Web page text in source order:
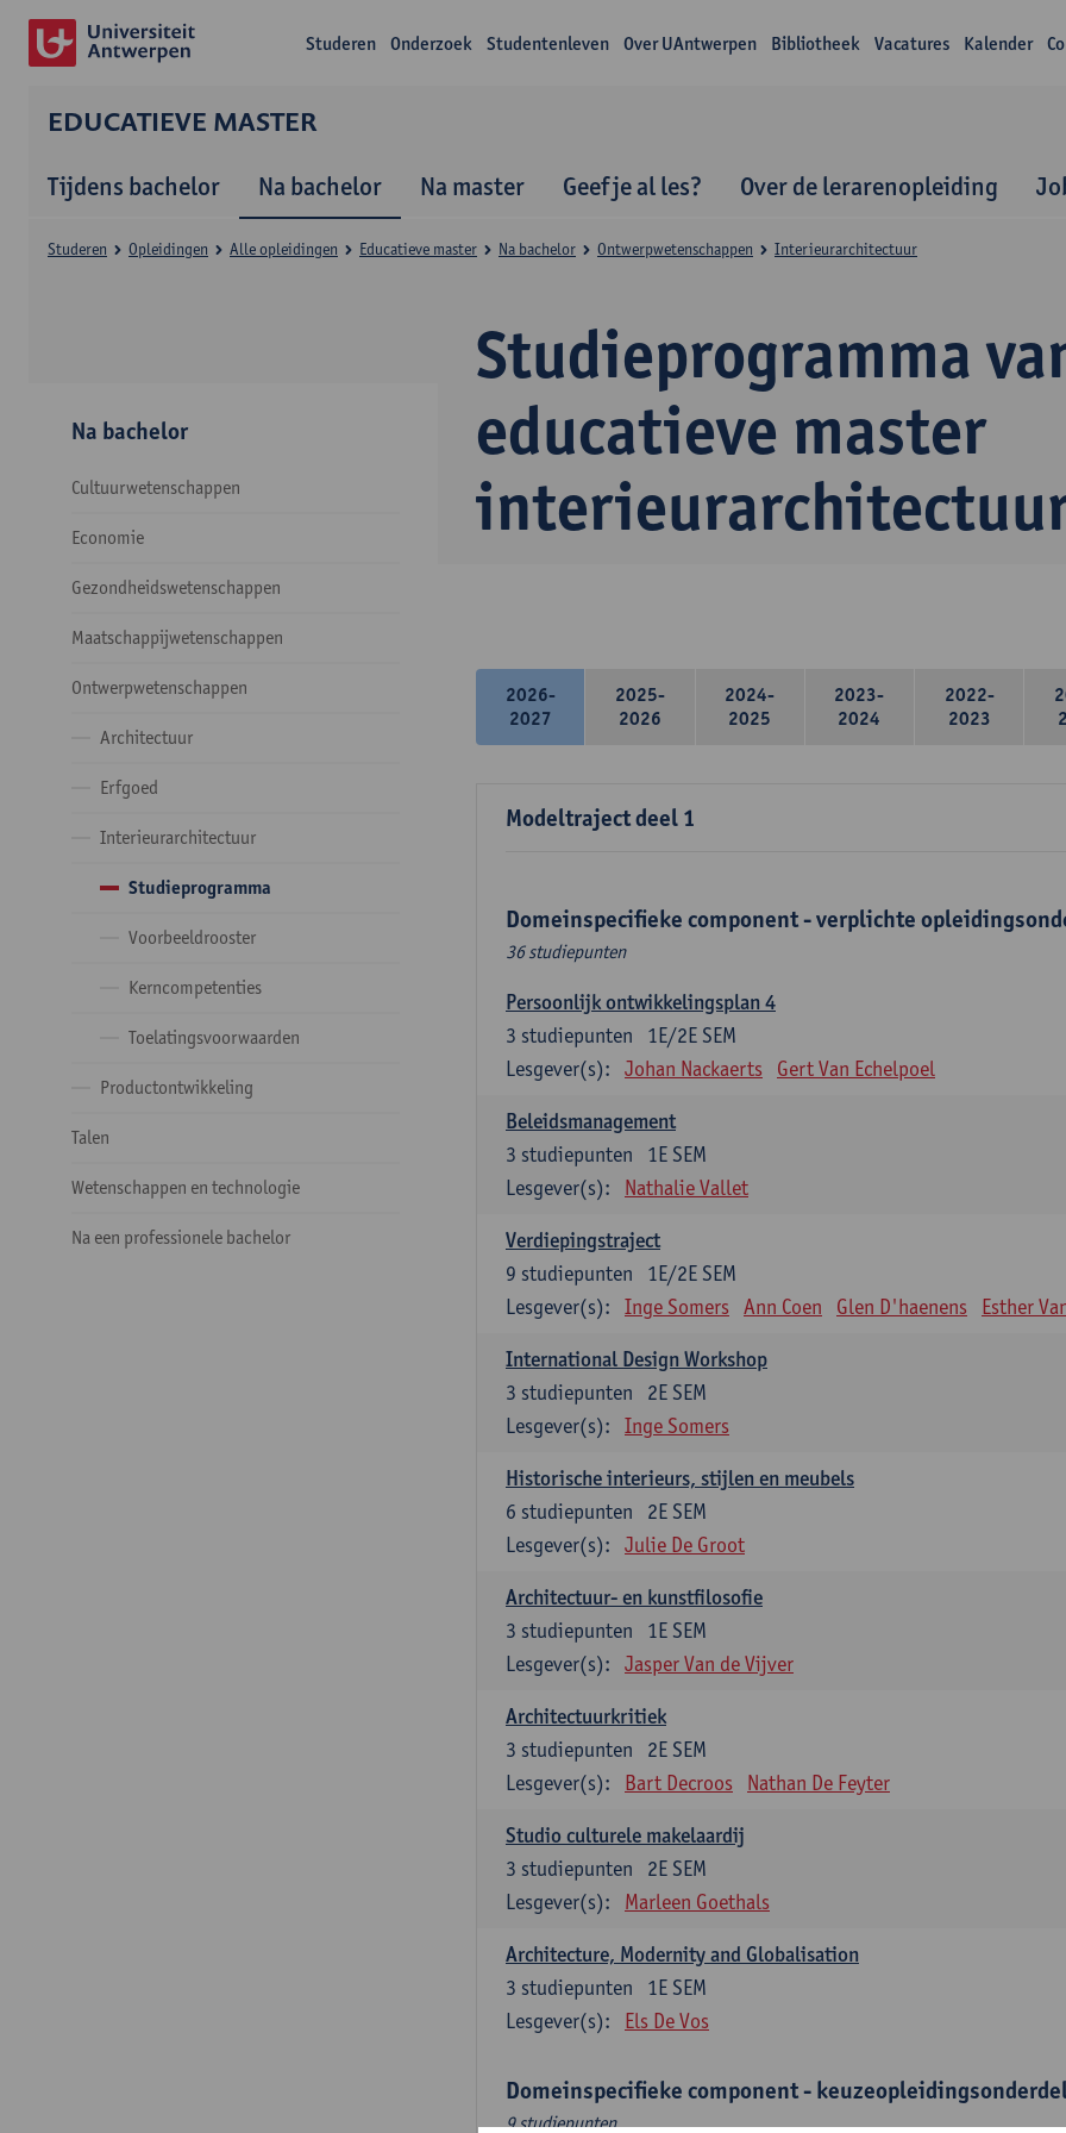
Studeren Onderzoek Studentenleven Over UAntwerpen Bibliotheek Vacatures Kalender
EDUCATIEVE MASTER
Tijdens bachelor Na bachelor Na master Geef je al les? Over de lerarenopleiding
Studieprogramma
educatieve master
Studeren Opleidingen Alle opleidingen Educatieve master Na bachelor Ontwerpwetenschappen Interieurarchitectuur
Na bachelor
Cultuurwetenschappen
Economie
Gezondheidswetenschappen
Maatschappijwetenschappen
Ontwerpwetenschappen
Architectuur
Erfgoed
Interieurarchitectuur
Studieprogramma
Voorbeeldrooster
Kerncompetenties
Toelatingsvoorwaarden
Productontwikkeling
Talen
Wetenschappen en technologie
Na een professionele bachelor
2026-
2027
2025-
2026
2024-
2025
2023-
2024
2022-
2023
Modeltraject deel 1
Domeinspecifieke component - verplichte
36 studiepunten
Persoonlijk ontwikkelingsplan 4
1E/2E SEM
3 studiepunten
Lesgever(s):
Johan Nackaerts Gert Van Echelpoel
Beleidsmanagement
1E SEM
3 studiepunten
Lesgever(s):
Nathalie Vallet
Verdiepingstraject
1E/2E SEM
9 studiepunten
Lesgever(s):
Inge Somers Ann Coen Glen D'haenens Esther
International Design Workshop
2E SEM
3 studiepunten
Lesgever(s):
Inge Somers
Historische interieurs, stijlen en meubels
2E SEM
6 studiepunten
Lesgever(s):
Julie De Groot
Architectuur- en kunstfilosofie
1E SEM
3 studiepunten
Lesgever(s):
Jasper Van de Vijver
Architectuurkritiek
2E SEM
3 studiepunten
Lesgever(s):
Bart Decroos Nathan De Feyter
Studio culturele makelaardij
2E SEM
3 studiepunten
Lesgever(s):
Marleen Goethals
Architecture, Modernity and Globalisation
1E SEM
3 studiepunten
Lesgever(s):
Els De Vos
Domeinspecifieke component -
9 studiepunten